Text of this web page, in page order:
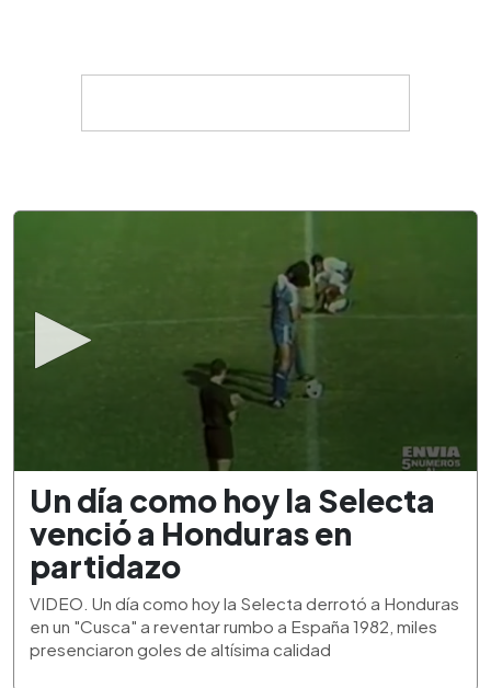
seconds
minute,
53
seconds
Un día como hoy la Selecta
venció a Honduras en
partidazo
VIDEO. Un día como hoy la Selecta derrotó a Honduras
en un "Cusca" a reventar rumbo a España 1982, miles
presenciaron goles de altísima calidad